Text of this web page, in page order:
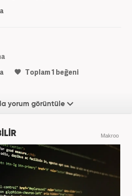
Toplam1 beğeni
yorum görüntüle
Makroo